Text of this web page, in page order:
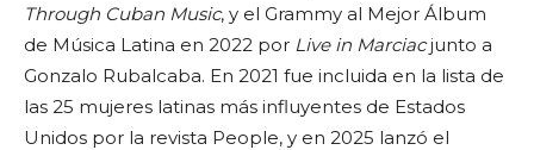
Through Cuban Music, y el Grammy al Mejor Álbum
de Música Latina en 2022 por Live in Marciacjunto a
Gonzalo Rubalcaba. En 2021 fue incluida en la lista de
las 25 mujeres latinas más influyentes de Estados
Unidos por la revista People, y en 2025 lanzó el